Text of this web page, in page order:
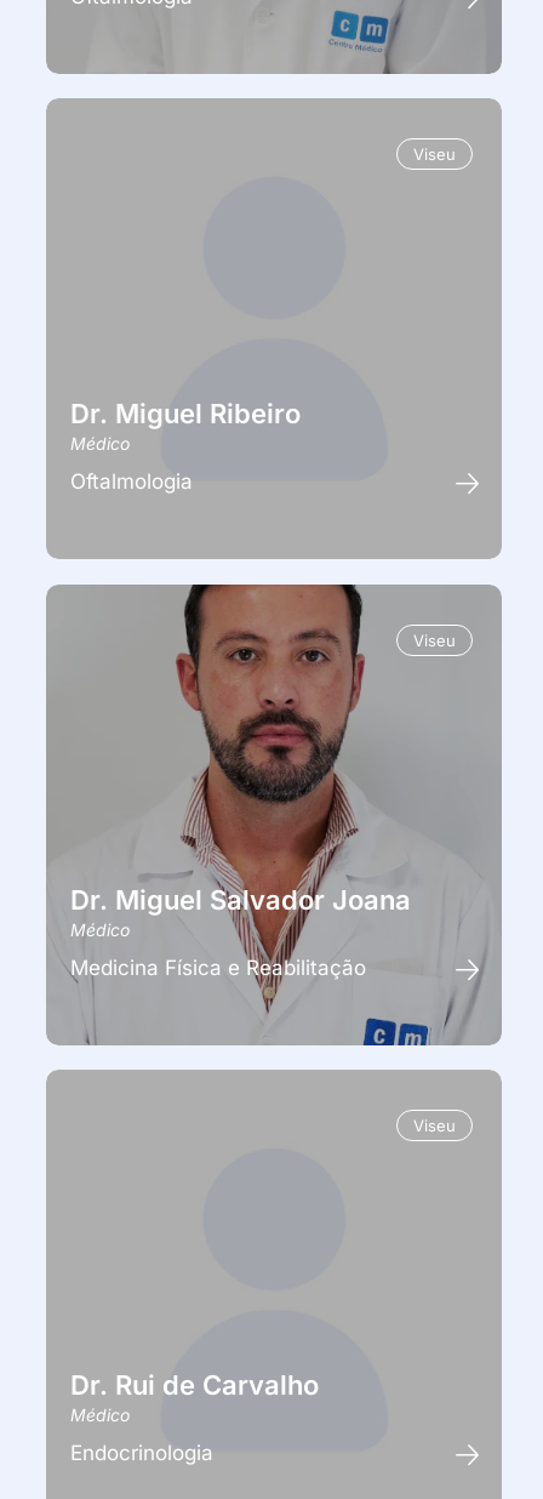
Viseu
Dr. Miguel Ribeiro
Médico
Oftalmologia
Viseu
Dr. Miguel Salvador Joana
Médico
Medicina Física e Reabilitação
Viseu
Dr. Rui de Carvalho
Médico
Endocrinologia